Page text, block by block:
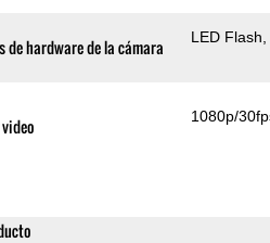
de hardware de la cámara LED Flash
1080p/